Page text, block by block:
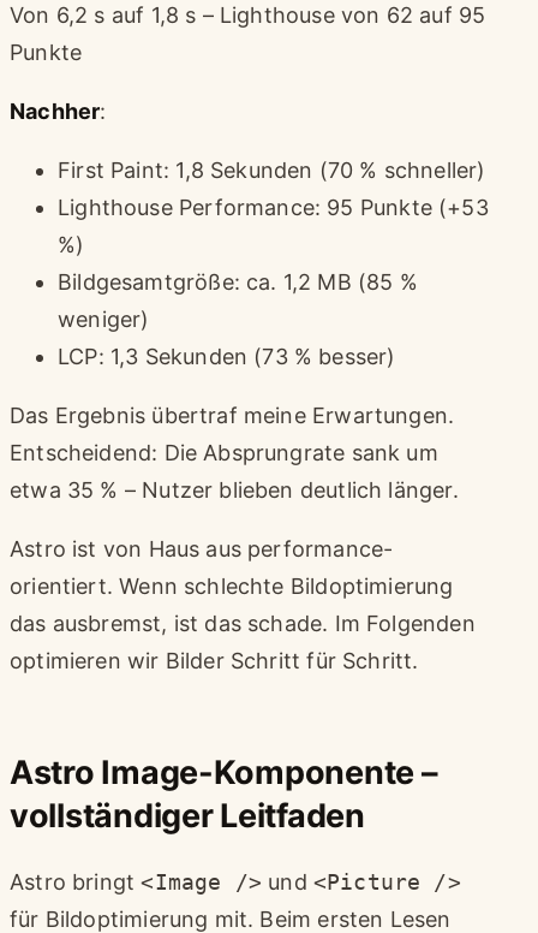
Von 6,2 s auf 1,8 s – Lighthouse von 62 auf 95
Punkte
Nachher:
First Paint: 1,8 Sekunden (70 % schneller)
Lighthouse Performance: 95 Punkte (+53
%)
Bildgesamtgröße: ca. 1,2 MB (85 %
weniger)
LCP: 1,3 Sekunden (73 % besser)
Das Ergebnis übertraf meine Erwartungen.
Entscheidend: Die Absprungrate sank um
etwa 35 % – Nutzer blieben deutlich länger.
Astro ist von Haus aus performance-
orientiert. Wenn schlechte Bildoptimierung
das ausbremst, ist das schade. Im Folgenden
optimieren wir Bilder Schritt für Schritt.
Astro Image-Komponente –
vollständiger Leitfaden
Astro bringt<Image /> und <Picture />
für Bildoptimierung mit. Beim ersten Lesen